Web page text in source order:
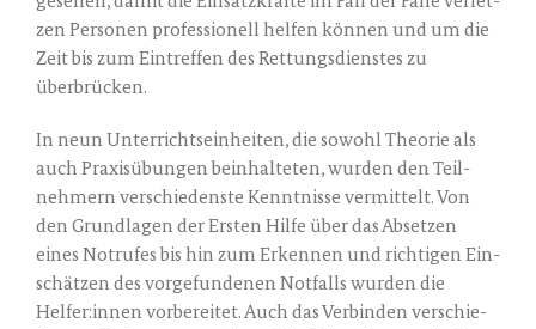
zen Per­so­nen pro­fes­sio­nell hel­fen kön­nen und um die
Zeit bis zum Ein­tref­fen des Ret­tungs­diens­tes zu
überbrücken.
In neun Unter­richts­ein­hei­ten, die sowohl Theo­rie als
auch Pra­xis­übun­gen beinhal­te­ten, wur­den den Teil­
neh­mern ver­schie­dens­te Kennt­nis­se ver­mit­telt. Von
den Grund­la­gen der Ers­ten Hil­fe über das Abset­zen
eines Not­ru­fes bis hin zum Erken­nen und rich­ti­gen Ein­
schät­zen des vor­ge­fun­de­nen Not­falls wur­den die
Helfer:innen vor­be­rei­tet. Auch das Ver­bin­den ver­schie­